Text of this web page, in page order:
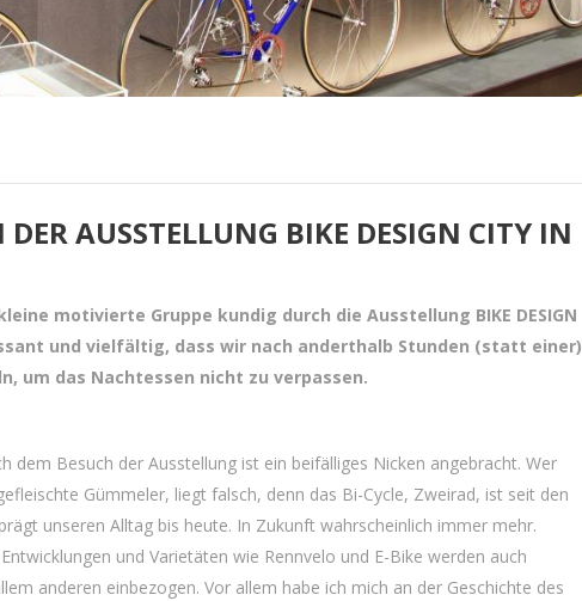
AUSSTELLUNG BIKE DESIGN CITY IN
motivierte Gruppe kundig durch die Ausstellung BIKE DESIGN
und vielfältig, dass wir nach anderthalb Stunden (statt einer)
um das Nachtessen nicht zu verpassen.
dem Besuch der Ausstellung ist ein beifälliges Nicken angebracht. Wer
Gümmeler, liegt falsch, denn das Bi-Cycle, Zweirad, ist seit den
unseren Alltag bis heute. In Zukunft wahrscheinlich immer mehr.
und Varietäten wie Rennvelo und E-Bike werden auch
anderen einbezogen. Vor allem habe ich mich an der Geschichte des